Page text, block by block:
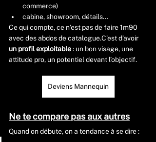
commerce)
cabine, showroom, détails…
Ce qui compte, ce n’est pas de faire 1m90
avec des abdos de catalogue.C’est d’avoir
un profil exploitable : un bon visage, une
attitude pro, un potentiel devant l’objectif.
Deviens Mannequin
Ne te compare pas aux autres
Quand on débute, on a tendance à se dire :